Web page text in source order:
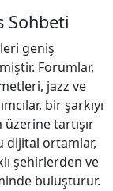
Sohbeti
geniş
Forumlar,
jazz ve
bir şarkıyı
tartışır
dijital ortamlar,
şehirlerden ve
buluşturur.